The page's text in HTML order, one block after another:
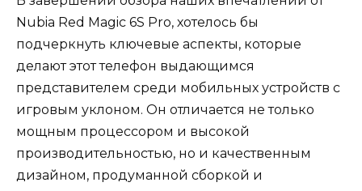
Nubia Red Magic 6S Pro, хотелось бы
подчеркнуть ключевые аспекты, которые
делают этот телефон выдающимся
представителем среди мобильных устройств с
игровым уклоном. Он отличается не только
мощным процессором и высокой
производительностью, но и качественным
дизайном, продуманной сборкой и